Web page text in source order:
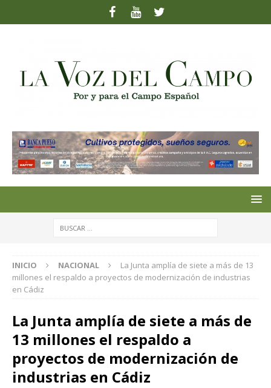
INICIO NACIONAL
La Junta amplía de siete a más de 13
millones el respaldo a proyectos de modernización de industrias
en Cádiz
La Junta amplía de siete a más de
13 millones el respaldo a
proyectos de modernización de
industrias en Cádiz